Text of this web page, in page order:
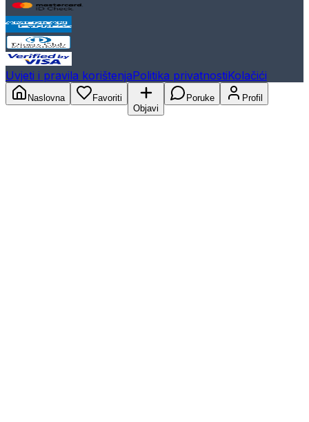
Uvjeti i pravila korištenjaPolitika privatnostiKolačići
Naslovna
Favoriti
Objavi
Poruke Profil